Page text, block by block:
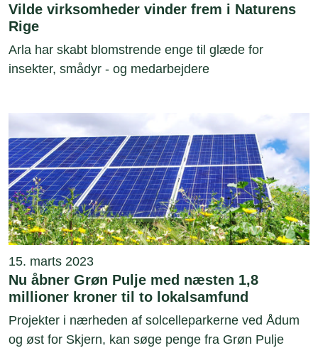
Vilde virksomheder vinder frem i Naturens
Rige
Arla har skabt blomstrende enge til glæde for
insekter, smådyr - og medarbejdere
15. marts 2023
Nu åbner Grøn Pulje med næsten 1,8
millioner kroner til to lokalsamfund
Projekter i nærheden af solcelleparkerne ved Ådum
og øst for Skjern, kan søge penge fra Grøn Pulje